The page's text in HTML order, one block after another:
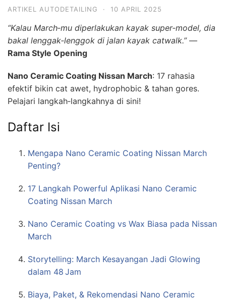
ARTIKEL AUTODETAILING · 10 APRIL 2025
“Kalau March‑mu diperlakukan kayak super‑model, dia
bakal lenggak‑lenggok di jalan kayak catwalk.”—
Rama Style Opening
Nano Ceramic Coating Nissan March: 17 rahasia
efektif bikin cat awet, hydrophobic & tahan gores.
Pelajari langkah‑langkahnya di sini!
Daftar Isi
Mengapa Nano Ceramic Coating Nissan March
Penting?
17 Langkah Powerful Aplikasi Nano Ceramic
Coating Nissan March
Nano Ceramic Coating vs Wax Biasa pada Nissan
March
Storytelling: March Kesayangan Jadi Glowing
dalam 48 Jam
Biaya, Paket, & Rekomendasi Nano Ceramic